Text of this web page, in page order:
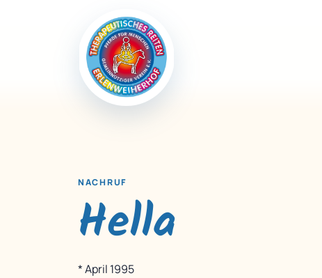
NACHRUF
Hella
* April 1995